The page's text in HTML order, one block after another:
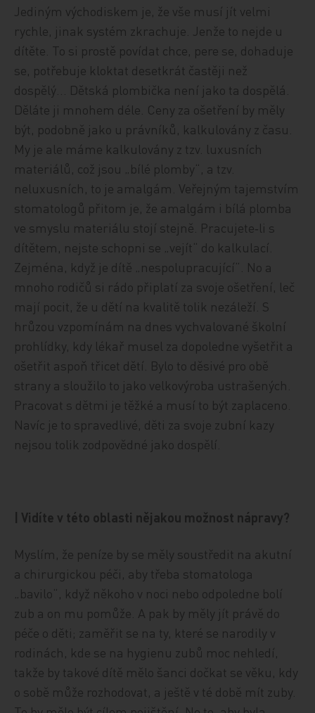
Jediným východiskem je, že vše musí jít velmi
rychle, jinak systém zkrachuje. Jenže to nejde u
dítěte. To si prostě povídat chce, pere se, dohaduje
se, potřebuje kloktat desetkrát častěji než
dospělý… Dětská plombička není jako ta dospělá.
Děláte ji mnohem déle. Ceny za ošetření by měly
být, podobně jako u právníků, kalkulovány z času.
My je ale máme kalkulovány z tzv. luxusních
materiálů, což jsou „bílé plomby“, a tzv.
neluxusních, to je amalgám. Veřejným tajemstvím
stomatologů přitom je, že amalgám i bílá plomba
ve smyslu materiálu stojí stejně. Pracujete‑li s
dítětem, nejste schopni se „vejít“ do kalkulací.
Zejména, když je dítě „nespolupracující“. No a
mnoho rodičů si rádo připlatí za svoje ošetření, leč
mají pocit, že u dětí na kvalitě tolik nezáleží. S
hrůzou vzpomínám na dnes vychvalované školní
prohlídky, kdy lékař musel za dopoledne vyšetřit a
ošetřit aspoň třicet dětí. Bylo to děsivé pro obě
strany a sloužilo to jako velkovýroba ustrašených.
Pracovat s dětmi je těžké a musí to být zaplaceno.
Navíc je to spravedlivé, děti za svoje zubní kazy
nejsou tolik zodpovědné jako dospělí.
| Vidíte v této oblasti nějakou možnost nápravy?
Myslím, že peníze by se měly soustředit na akutní
a chirurgickou péči, aby třeba stomatologa
„bavilo“, když někoho v noci nebo odpoledne bolí
zub a on mu pomůže. A pak by měly jít právě do
péče o děti; zaměřit se na ty, které se narodily v
rodinách, kde se na hygienu zubů moc nehledí,
takže by takové dítě mělo šanci dočkat se věku, kdy
o sobě může rozhodovat, a ještě v té době mít zuby.